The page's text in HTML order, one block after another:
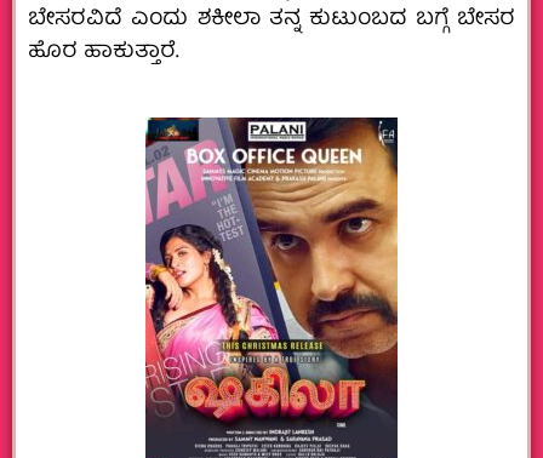
ಬೇಸರವಿದೆ ಎಂದು ಶಕೀಲಾ ತನ್ನ ಕುಟುಂಬದ ಬಗ್ಗೆ ಬೇಸರ
ಹೊರ ಹಾಕುತ್ತಾರೆ.